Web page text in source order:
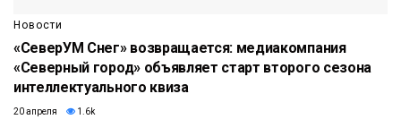
Новости
«СеверУМ Снег» возвращается: медиакомпания
«Северный город» объявляет старт второго сезона
интеллектуального квиза
20 апреля 1.6k